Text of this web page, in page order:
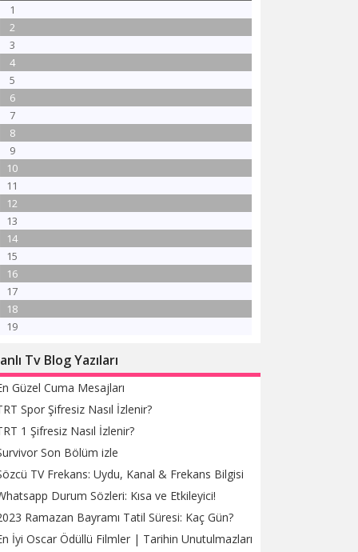
1
2
3
4
5
6
7
8
9
10
11
12
13
14
15
16
17
18
19
Tv Blog Yazıları
Güzel Cuma Mesajları
Spor Şifresiz Nasıl İzlenir?
1 Şifresiz Nasıl İzlenir?
Son Bölüm izle
TV Frekans: Uydu, Kanal & Frekans Bilgisi
Durum Sözleri: Kısa ve Etkileyici!
Ramazan Bayramı Tatil Süresi: Kaç Gün?
İyi Oscar Ödüllü Filmler | Tarihin Unutulmazları